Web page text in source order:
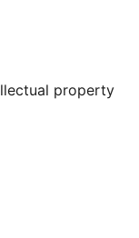
property